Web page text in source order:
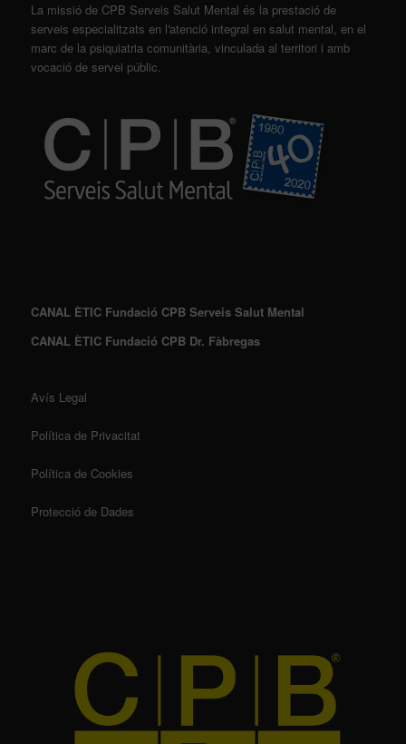
La missió de CPB Serveis Salut Mental és la prestació de
serveis especialitzats en l'atenció integral en salut mental, en el
marc de la psiquiatria comunitària, vinculada al territori i amb
vocació de servei públic.
CANAL ÈTIC Fundació CPB Serveis Salut Mental
CANAL ÈTIC Fundació CPB Dr. Fàbregas
Avís Legal
Política de Privacitat
Política de Cookies
Protecció de Dades